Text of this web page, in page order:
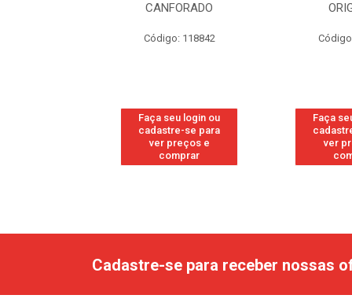
CANFORADO
Código: 118842
Faça seu login ou
cadastre-se para
ver preços e
comprar
Faça
ver
Cadastre-se para receber nossas